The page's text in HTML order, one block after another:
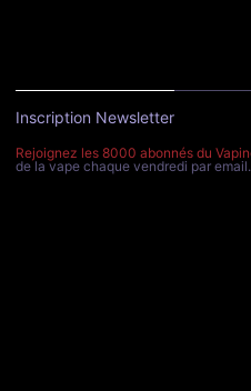
Inscription Newsletter
Rejoignez les 8000 abonnés du
de la vape chaque vendredi par email.